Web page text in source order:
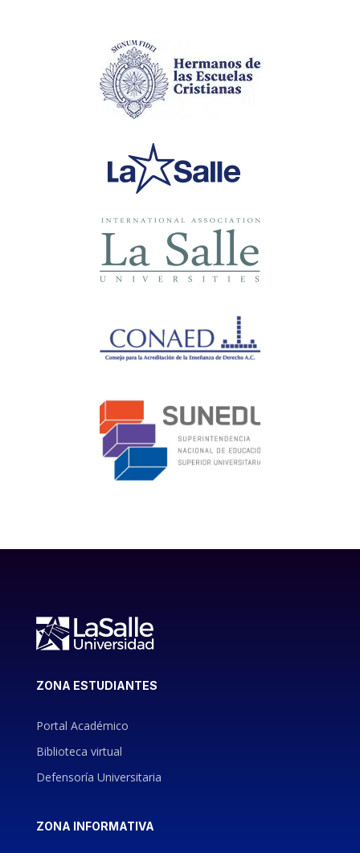
ZONA ESTUDIANTES
Portal Académico
Biblioteca virtual
Defensoría Universitaria
ZONA INFORMATIVA